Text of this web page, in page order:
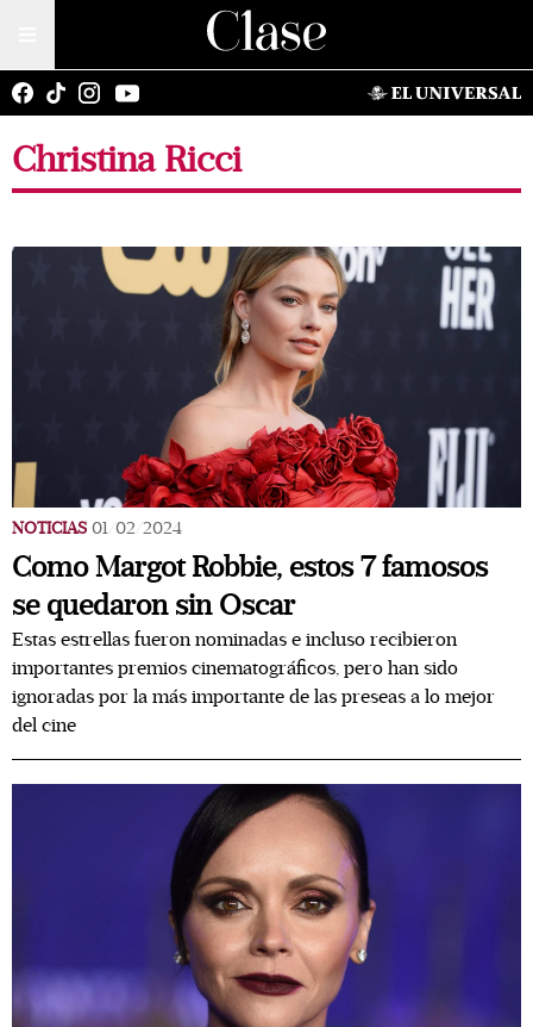
Christina Ricci
NOTICIAS 01/02/2024
Como Margot Robbie, estos 7 famosos
se quedaron sin Oscar
Estas estrellas fueron nominadas e incluso recibieron
importantes premios cinematográficos, pero han sido
ignoradas por la más importante de las preseas a lo mejor
del cine